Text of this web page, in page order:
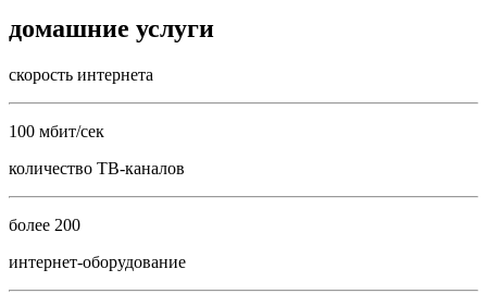
домашние услуги
скорость интернета
100 мбит/сек
количество ТВ-каналов
более 200
интернет-оборудование